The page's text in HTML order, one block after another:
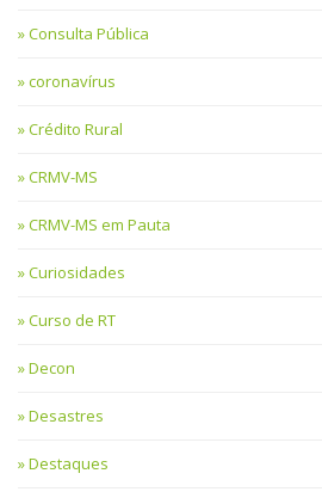
Consulta Pública
coronavírus
Crédito Rural
CRMV-MS
CRMV-MS em Pauta
Curiosidades
Curso de RT
Decon
Desastres
Destaques